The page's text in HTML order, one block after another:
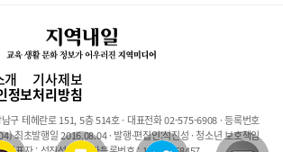
개 기사제보
정보처리방침
구 테헤란로 151, 5층 514호 · 대표전화 02-575-6908 · 등록번호
최초발행일 2016.08.04 · 발행·편집인:석진성 · 청소년 보호책임